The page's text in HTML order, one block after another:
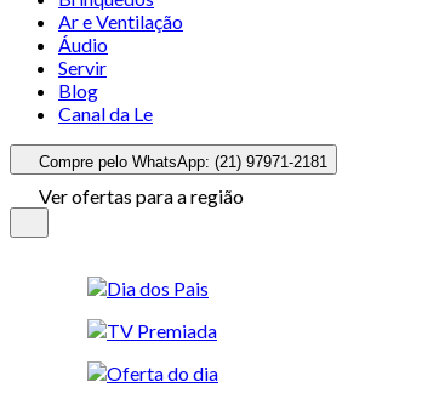
Ar e Ventilação
Áudio
Servir
Blog
Canal da Le
Compre pelo WhatsApp: (21) 97971-2181
Ver ofertas para a região